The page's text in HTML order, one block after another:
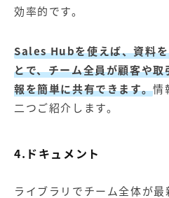
効率的です。
Sales Hubを使えば、資料
とで、チーム全員が顧客や
報を簡単に共有できます。情
二つご紹介します。
4.ドキュメント
ライブラリでチーム全体が